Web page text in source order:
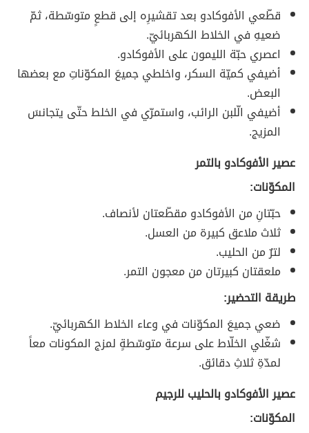
قطّعي الأفوكادو بعد تقشيرِه إلى قطعٍ متوسّطة، ثمّ
ضعيهِ في الخلاط الكهربائيّ.
اعصري حبّة الليمون على الأفوكادو.
أضيفي كميّة السكر، واخلطي جميعَ المكوّناتِ مع بعضها
البعض.
أضيفي الّلبن الرائب، واستمرّي في الخلط حتّى يتجانسَ
المزيج.
عصير الأفوكادو بالتمر
المكوّنات:
حبّتانِ من الأفوكادو مقطّعتان لأنصاف.
ثلاث ملاعق كبيرة من العسل.
لترٌ من الحليب.
ملعقتان كبيرتان من معجون التمر.
طريقة التحضير:
ضعي جميعَ المكوّنات في وعاء الخلاط الكهربائيّ.
شغّلي الخلّاط على سرعة متوسّطةٍ لمزج المكونات معاً
لمدّةِ ثلاثِ دقائق.
عصير الأفوكادو بالحليب للرجيم
المكوّنات: